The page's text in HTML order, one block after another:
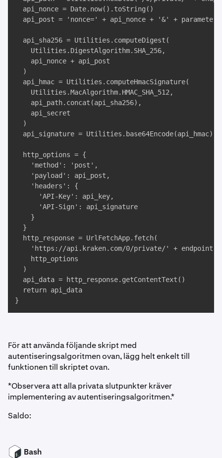
  api_nonce = Date.now().toString()
  api_post = 'nonce=' + api_nonce + '&' + parameters
  api_sha256 = Utilities.computeDigest(
    Utilities.DigestAlgorithm.SHA_256,
    api_nonce + api_post
  )
  api_hmac = Utilities.computeHmacSignature(
    Utilities.MacAlgorithm.HMAC_SHA_512,
    api_path.concat(api_sha256),
    api_secret
  )
  api_signature = Utilities.base64Encode(api_hmac)
  http_options = {
    'method': 'post',
    'payload': api_post,
    'headers': {
      'API-Key': api_key,
      'API-Sign': api_signature
    }
  }
  http_response = UrlFetchApp.fetch(
    'https://api.kraken.com/0/private/' + endpoint,
    http_options
  )
  api_data = http_response.getContentText()
  return api_data
}
För att använda följande skript med
autentiseringsalgoritmen ovan, lägg helt enkelt till
funktionen till skriptet ovan.
*Observera att alla privata slutpunkter kräver
implementering av autentiseringsalgoritmen.*
Saldo:
Bash